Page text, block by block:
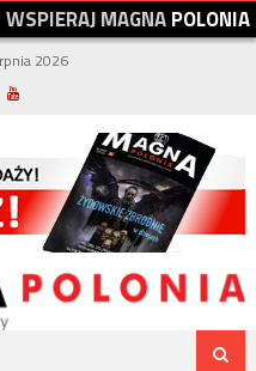
WSPIERAJMAGNAPOLONIA
2026